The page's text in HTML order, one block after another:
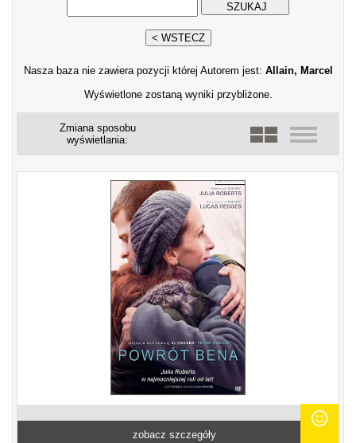
Nasza baza nie zawiera pozycji której Autorem jest: Allain, Marcel
Wyświetlone zostaną wyniki przybliżone.
Zmiana sposobu
wyświetlania:
zobacz szczegóły